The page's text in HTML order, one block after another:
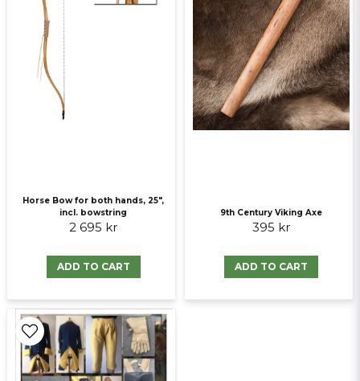
Send question
Horse Bow for both hands, 25",
incl. bowstring
2 695 kr
ADD TO CART
9th Century Viking Axe
395 kr
ADD TO CART